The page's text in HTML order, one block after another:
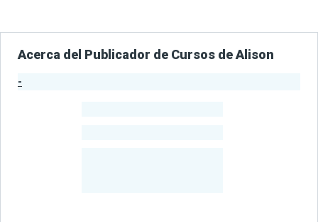
Acerca del Publicador de Cursos de Alison
-